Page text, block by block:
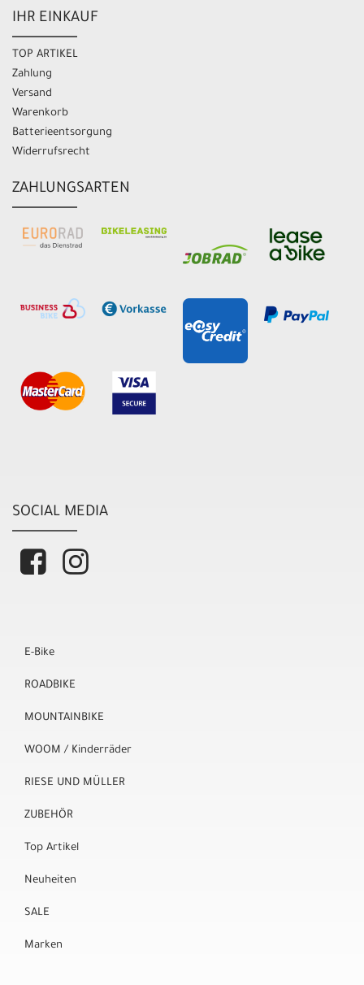
IHR EINKAUF
TOP ARTIKEL
Zahlung
Versand
Warenkorb
Batterieentsorgung
Widerrufsrecht
ZAHLUNGSARTEN
SOCIAL MEDIA
E-Bike
ROADBIKE
MOUNTAINBIKE
WOOM / Kinderräder
RIESE UND MÜLLER
ZUBEHÖR
Top Artikel
Neuheiten
SALE
Marken